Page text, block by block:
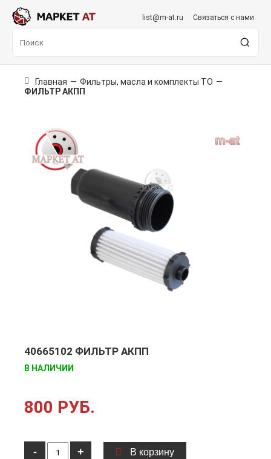
list@m-at.ru Связаться с нами
Главная — Фильтры, масла и комплекты ТО —
ФИЛЬТР АКПП
40665102 ФИЛЬТР АКПП
В НАЛИЧИИ
800 РУБ.
- + В корзину